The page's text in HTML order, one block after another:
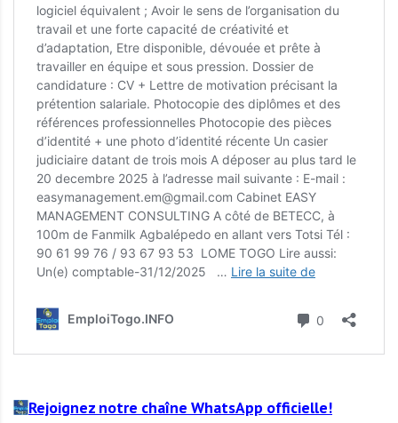
Rejoignez notre chaîne WhatsApp officielle!